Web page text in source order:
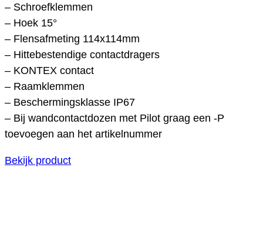
– Schroefklemmen
– Hoek 15°
– Flensafmeting 114x114mm
– Hittebestendige contactdragers
– KONTEX contact
– Raamklemmen
– Beschermingsklasse IP67
– Bij wandcontactdozen met Pilot graag een -P
toevoegen aan het artikelnummer
Bekijk product